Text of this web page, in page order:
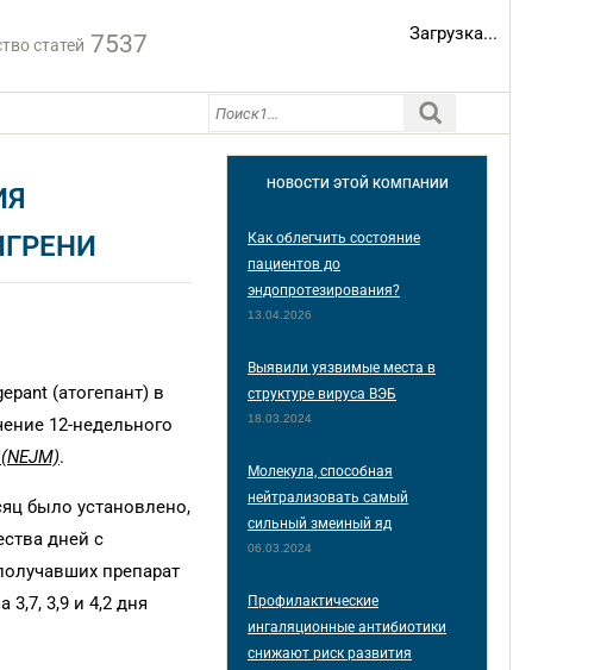
статей 7537 Загрузка...
(атогепант) в
12-недельного
.
было установлено,
дней с
препарат
3,7, 3,9 и 4,2 дня
НОВОСТИ ЭТОЙ КОМПАНИИ
Как облегчить состояние
пациентов до
эндопротезирования?
13.04.2026
Выявили уязвимые места в
структуре вируса ВЭБ
18.03.2024
Молекула, способная
нейтрализовать самый
сильный змеиный яд
06.03.2024
Профилактические
ингаляционные антибиотики
снижают риск развития